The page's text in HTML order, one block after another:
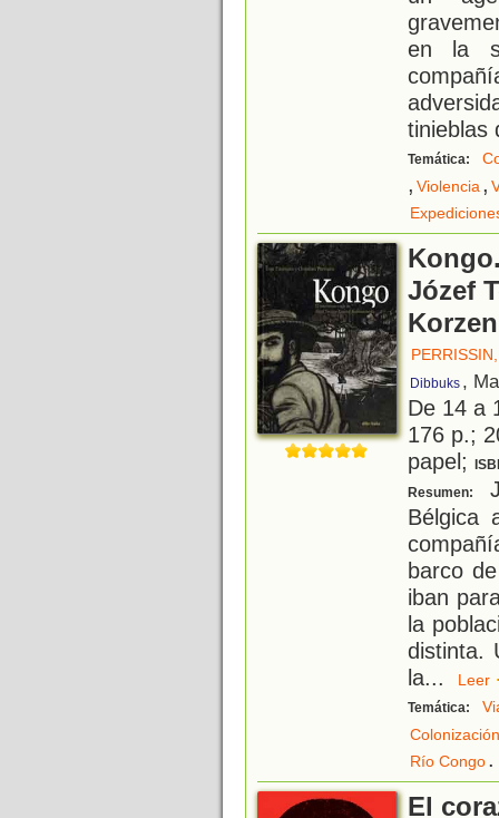
en la
tinieblas
Temática:
, Violencia,
Józef
Dibbuks ,
De 14 a
176 p.;
papel;
Resumen:
Bélgica
barco
iban
la
distinta.
la...
Temática:
Colonización
Río Congo.
El